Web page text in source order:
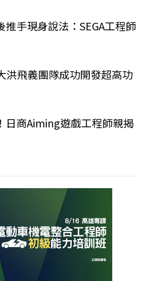
手現身說法：SEGA工程師
洪飛義團隊成功開發超高功
日商Aiming遊戲工程師親揭